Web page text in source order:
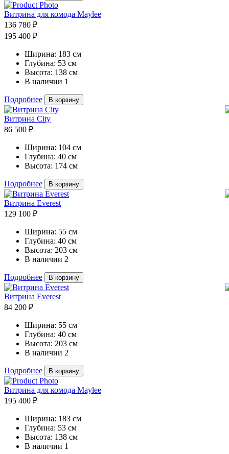
Витрина для комода Maylee
136 780 ₽
195 400 ₽
Ширина: 183 см
Глубина: 53 см
Высота: 138 см
В наличии 1
Подробнее В корзину
Витрина City
86 500 ₽
Ширина: 104 см
Глубина: 40 см
Высота: 174 см
Подробнее В корзину
Витрина Everest
129 100 ₽
Ширина: 55 см
Глубина: 40 см
Высота: 203 см
В наличии 2
Подробнее В корзину
Витрина Everest
84 200 ₽
Ширина: 55 см
Глубина: 40 см
Высота: 203 см
В наличии 2
Подробнее В корзину
Витрина для комода Maylee
195 400 ₽
Ширина: 183 см
Глубина: 53 см
Высота: 138 см
В наличии 1